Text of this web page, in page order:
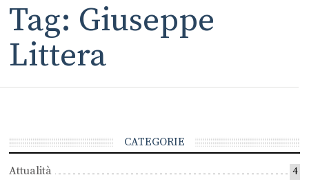
Tag: Giuseppe
Littera
CATEGORIE
Attualità 4